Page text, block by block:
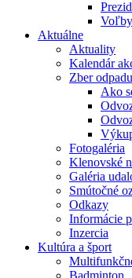
Voľby
Aktuálne
Aktuality
Kalendár
Zber odpadu
Ako
Fotogaléria
Klenovské
Galéria
Smútočné
Odkazy
Informácie
Inzercia
Kultúra a šport
Badminton